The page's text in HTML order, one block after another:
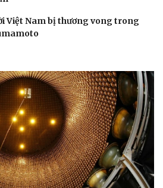
Việt Nam bị thương vong trong